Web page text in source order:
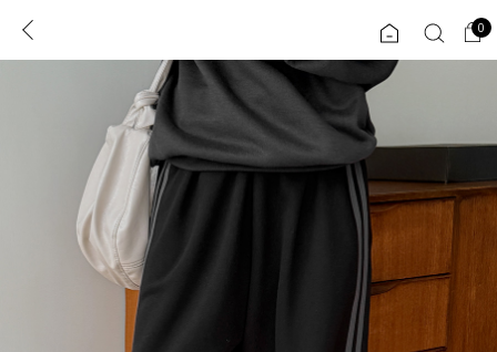
로그인 0
ENG
TW
JP
리뷰 & 혜택 회원혜택 입
CATEGORY COMMUNITY
ALL
익스클루시브
0